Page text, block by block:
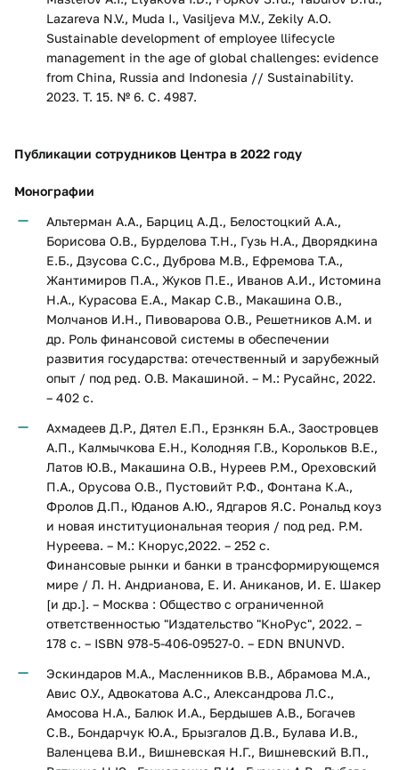
Lazareva N.V., Muda I., Vasiljeva M.V., Zekily A.O.
Sustainable development of employee llifecycle
management in the age of global challenges: evidence
from China, Russia and Indonesia // Sustainability.
2023. Т. 15. № 6. С. 4987.
Публикации сотрудников Центра в 2022 году
Монографии
Альтерман А.А., Барциц А.Д., Белостоцкий А.А.,
Борисова О.В., Бурделова Т.Н., Гузь Н.А., Дворядкина
Е.Б., Дзусова С.С., Дуброва М.В., Ефремова Т.А.,
Жантимиров П.А., Жуков П.Е., Иванов А.И., Истомина
Н.А., Курасова Е.А., Макар С.В., Макашина О.В.,
Молчанов И.Н., Пивоварова О.В., Решетников А.М. и
др. Роль финансовой системы в обеспечении
развития государства: отечественный и зарубежный
опыт / под ред. О.В. Макашиной. – М.: Русайнс, 2022.
– 402 с.
Ахмадеев Д.Р., Дятел Е.П., Ерзнкян Б.А., Заостровцев
А.П., Калмычкова Е.Н., Колодняя Г.В., Корольков В.Е.,
Латов Ю.В., Макашина О.В., Нуреев Р.М., Ореховский
П.А., Орусова О.В., Пустовийт Р.Ф., Фонтана К.А.,
Фролов Д.П., Юданов А.Ю., Ядгаров Я.С. Рональд коуз
и новая институциональная теория / под ред. Р.М.
Нуреева. – М.: Кнорус,2022. – 252 с.
Финансовые рынки и банки в трансформирующемся
мире / Л. Н. Андрианова, Е. И. Аниканов, И. Е. Шакер
[и др.]. – Москва : Общество с ограниченной
ответственностью "Издательство "КноРус", 2022. –
178 с. – ISBN 978-5-406-09527-0. – EDN BNUNVD.
Эскиндаров М.А., Масленников В.В., Абрамова М.А.,
Авис О.У., Адвокатова А.С., Александрова Л.С.,
Амосова Н.А., Балюк И.А., Бердышев А.В., Богачев
С.В., Бондарчук Ю.А., Брызгалов Д.В., Булава И.В.,
Валенцева В.И., Вишневская Н.Г., Вишневский В.П.,